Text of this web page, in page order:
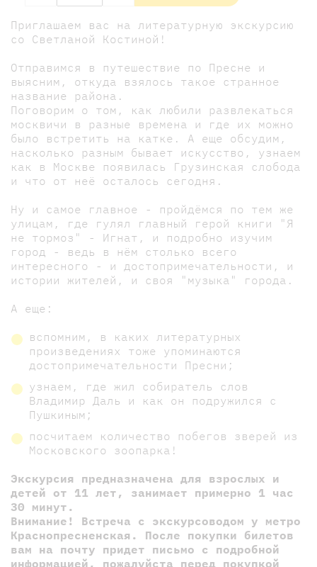
Приглашаем вас на литературную экскурсию
со Светланой Костиной!
Отправимся в путешествие по Пресне и
выясним, откуда взялось такое странное
название района.
Поговорим о том, как любили развлекаться
москвичи в разные времена и где их можно
было встретить на катке. А еще обсудим,
насколько разным бывает искусство, узнаем
как в Москве появилась Грузинская слобода
и что от неё осталось сегодня.
Ну и самое главное - пройдёмся по тем же
улицам, где гулял главный герой книги "Я
не тормоз" - Игнат, и подробно изучим
город - ведь в нём столько всего
интересного - и достопримечательности, и
истории жителей, и своя "музыка" города.
А еще:
вспомним, в каких литературных
произведениях тоже упоминаются
достопримечательности Пресни;
узнаем, где жил собиратель слов
Владимир Даль и как он подружился с
Пушкиным;
посчитаем количество побегов зверей из
Московского зоопарка!
Экскурсия предназначена для взрослых и
детей от 11 лет, занимает примерно 1 час
30 минут.
Внимание! Встреча с экскурсоводом у метро
Краснопресненская. После покупки билетов
вам на почту придет письмо с подробной
информацией, пожалуйста перед покупкой